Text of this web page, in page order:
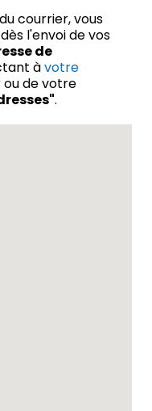
courrier, vous
l'envoi de vos
de
àvotre
de votre
.